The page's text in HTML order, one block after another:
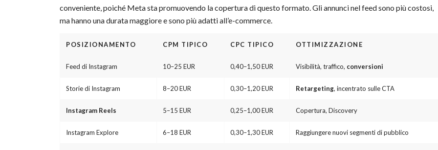
conveniente, poiché Meta sta promuovendo la copertura di questo formato. Gli annunci nel feed sono più costosi,
ma hanno una durata maggiore e sono più adatti all’e-commerce.
POSIZIONAMENTO CPM TIPICO CPC TIPICO OTTIMIZZAZIONE
Feed di Instagram 10–25 EUR 0,40–1,50 EUR Visibilità, traffico, conversioni
Storie di Instagram 8–20 EUR 0,30–1,20 EUR Retargeting, incentrato sulle CTA
Instagram Reels 5–15 EUR 0,25–1,00 EUR Copertura, Discovery
Instagram Explore 6–18 EUR 0,30–1,30 EUR Raggiungere nuovi segmenti di pubblico